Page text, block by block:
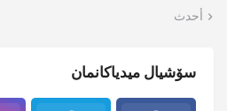
أحدث
سۆشیال میدیاکانمان